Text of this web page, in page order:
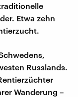
Etwa zehn
Russlands.
Wanderung –